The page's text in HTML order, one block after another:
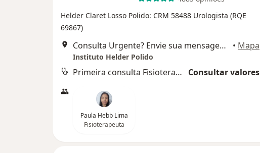
Helder Claret Losso Polido: CRM 58488 Urologista (RQE
69867)
Consulta Urgente? Envie sua mensagem para o nosso WhatsApp (16) 3372-7163 - Rua Maestro João Seppe, 900, Salas 133/134, 13º Andar, São Carlos • Mapa
Instituto Helder Polido
Primeira consulta Fisioterapia Consultar valores
Paula Hebb Lima
Fisioterapeuta